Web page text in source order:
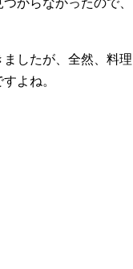
からなかったので、
したが、全然、料理
よね。